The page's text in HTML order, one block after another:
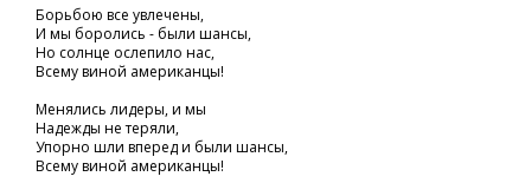
Борьбою все увлечены,
И мы боролись - были шансы,
Но солнце ослепило нас,
Всему виной американцы!
Менялись лидеры, и мы
Надежды не теряли,
Упорно шли вперед и были шансы,
Всему виной американцы!